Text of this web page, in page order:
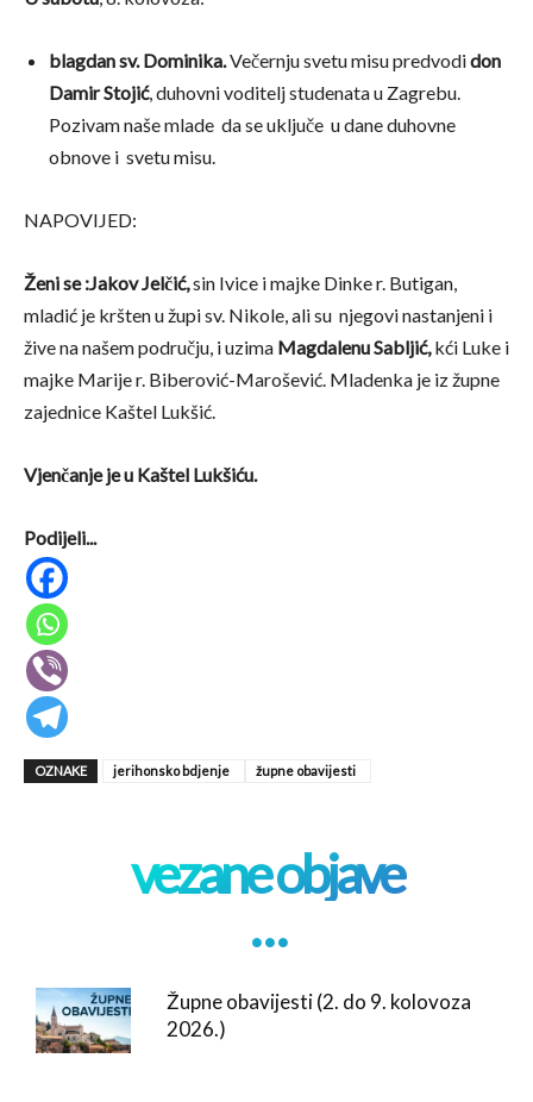
blagdan sv. Dominika.Večernju svetu misu predvodidon
Damir Stojić, duhovni voditelj studenata u Zagrebu.
Pozivam naše mlade da se uključe u dane duhovne
obnove i svetu misu.
NAPOVIJED:
Ženi se :Jakov Jelčić,sin Ivice i majke Dinke r. Butigan,
mladić je kršten u župi sv. Nikole, ali su njegovi nastanjeni i
žive na našem području, i uzima Magdalenu Sabljić,kći Luke i
majke Marije r. Biberović-Marošević. Mladenka je iz župne
zajednice Kaštel Lukšić.
Vjenčanje je u Kaštel Lukšiću.
Podijeli...
OZNAKE jerihonsko bdjenje župne obavijesti
vezane objave
. . .
Župne obavijesti (2. do 9. kolovoza
2026.)